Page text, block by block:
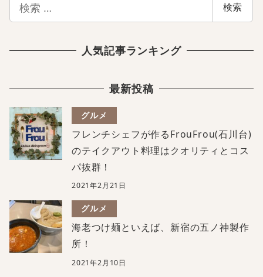
索
検索
人気記事ランキング
最新投稿
グルメ
フレンチシェフが作るFrouFrou(石川台)
のテイクアウト料理はクオリティとコス
パ抜群！
2021年2月21日
グルメ
海老つけ麺といえば、新宿の五ノ神製作
所！
2021年2月10日